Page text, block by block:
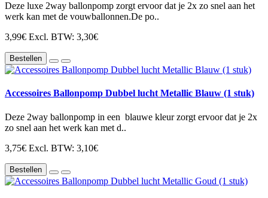
Deze luxe 2way ballonpomp zorgt ervoor dat je 2x zo snel aan het
werk kan met de vouwballonnen.De po..
3,99€ Excl. BTW: 3,30€
Bestellen
Accessoires Ballonpomp Dubbel lucht Metallic Blauw (1 stuk)
Deze 2way ballonpomp in een blauwe kleur zorgt ervoor dat je 2x
zo snel aan het werk kan met d..
3,75€ Excl. BTW: 3,10€
Bestellen